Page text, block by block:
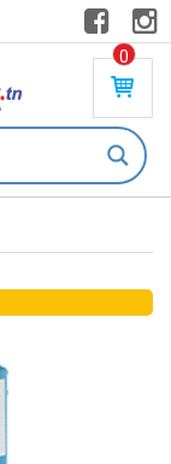
0
PR
DU
IT(
S)
0
DT